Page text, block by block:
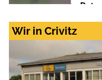
Wir in Crivitz